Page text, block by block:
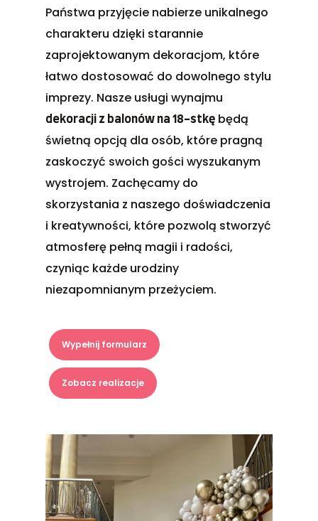
Państwa przyjęcie nabierze unikalnego
charakteru dzięki starannie
zaprojektowanym dekoracjom, które
łatwo dostosować do dowolnego stylu
imprezy. Nasze usługi wynajmu
dekoracji z balonów na 18-stkę będą
świetną opcją dla osób, które pragną
zaskoczyć swoich gości wyszukanym
wystrojem. Zachęcamy do
skorzystania z naszego doświadczenia
i kreatywności, które pozwolą stworzyć
atmosferę pełną magii i radości,
czyniąc każde urodziny
niezapomnianym przeżyciem.
Wypełnij formularz
Zobacz realizacje